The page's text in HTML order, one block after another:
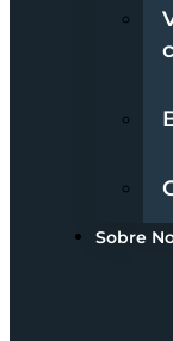
Sobre